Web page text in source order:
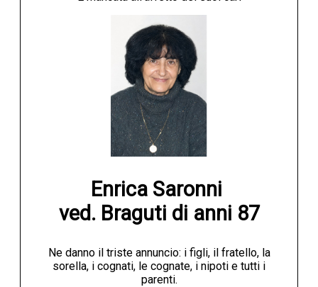
Enrica Saronni
ved. Braguti di anni 87
Ne danno il triste annuncio: i figli, il fratello, la
sorella, i cognati, le cognate, i nipoti e tutti i
parenti.